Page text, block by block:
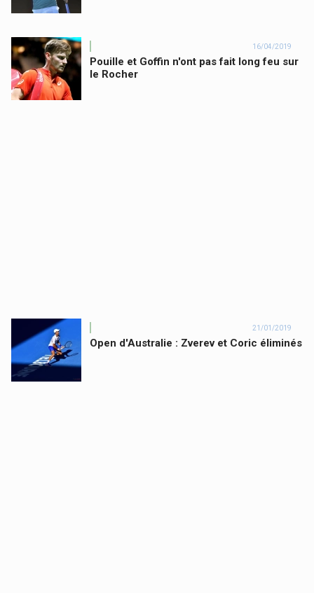
16/04/2019
Pouille et Goffin n'ont pas fait long feu sur
le Rocher
21/01/2019
Open d'Australie : Zverev et Coric éliminés